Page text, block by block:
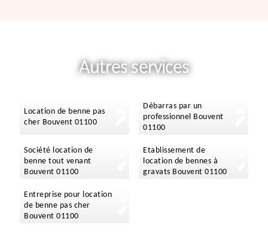
Autres services
Location de benne pas
cher Bouvent 01100
Débarras par un
professionnel Bouvent
01100
Société location de
benne tout venant
Bouvent 01100
Etablissement de
location de bennes à
gravats Bouvent 01100
Entreprise pour location
de benne pas cher
Bouvent 01100